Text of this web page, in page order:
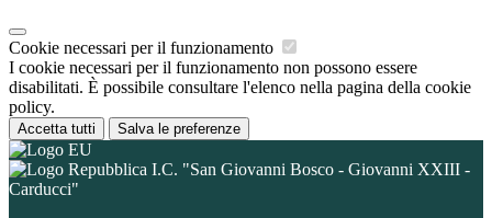
Cookie necessari per il funzionamento
I cookie necessari per il funzionamento non possono essere
disabilitati. È possibile consultare l'elenco nella pagina della cookie
policy.
Accetta tutti Salva le preferenze
I.C. "San Giovanni Bosco - Giovanni XXIII -
Carducci"